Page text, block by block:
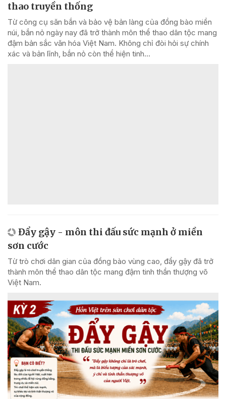
thao truyền thống
Từ công cụ săn bắn và bảo vệ bản làng của đồng bào miền
núi, bắn nỏ ngày nay đã trở thành môn thể thao dân tộc mang
đậm bản sắc văn hóa Việt Nam. Không chỉ đòi hỏi sự chính
xác và bản lĩnh, bắn nỏ còn thể hiện tinh...
Đẩy gậy - môn thi đấu sức mạnh ở miền
sơn cước
Từ trò chơi dân gian của đồng bào vùng cao, đẩy gậy đã trở
thành môn thể thao dân tộc mang đậm tinh thần thượng võ
Việt Nam.